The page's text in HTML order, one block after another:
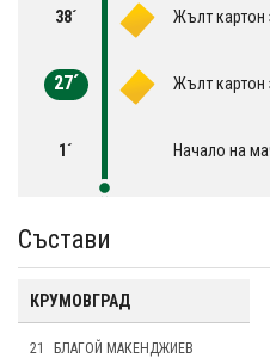
38´ Жълт
27´ Жълт
1´ Начало на
Състави
КРУМОВГРАД
21 БЛАГОЙ МАКЕНДЖИЕВ